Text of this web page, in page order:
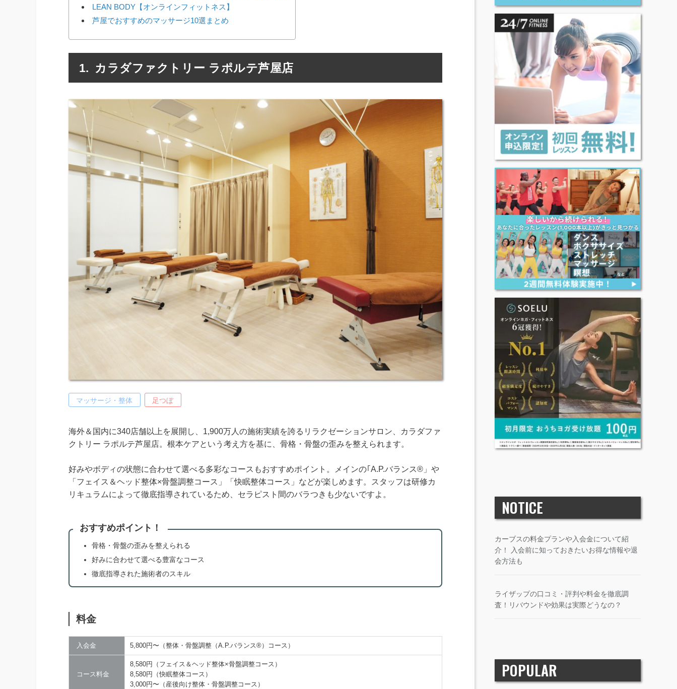
LEAN BODY【オンラインフィットネス】
芦屋でおすすめのマッサージ10選まとめ
カラダファクトリー ラポルテ芦屋店
マッサージ・整体 足つぼ
海外＆国内に340店舗以上を展開し、1,900万人の施術実績を誇るリラクゼーションサロン、カラダファ
クトリー ラポルテ芦屋店。根本ケアという考え方を基に、骨格・骨盤の歪みを整えられます。
好みやボディの状態に合わせて選べる多彩なコースもおすすめポイント。メインの｢A.P.バランス®」や
「フェイス＆ヘッド整体×骨盤調整コース」「快眠整体コース」などが楽しめます。スタッフは研修カ
リキュラムによって徹底指導されているため、セラピスト間のバラつきも少ないですよ。
おすすめポイント！
骨格・骨盤の歪みを整えられる
好みに合わせて選べる豊富なコース
徹底指導された施術者のスキル
料金
入会金 5,800円〜（整体・骨盤調整（A.P.バランス®）コース）
コース料金
8,580円（フェイス＆ヘッド整体×骨盤調整コース）
8,580円（快眠整体コース）
3,000円〜（産後向け整体・骨盤調整コース）
NOTICE
カーブスの料金プランや入会金について紹
介！ 入会前に知っておきたいお得な情報や退
会方法も
ライザップの口コミ・評判や料金を徹底調
査！リバウンドや効果は実際どうなの？
POPULAR